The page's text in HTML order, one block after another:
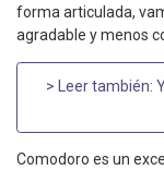
forma articulada,
agradable y menos
> Leer también:
Comodoro es un